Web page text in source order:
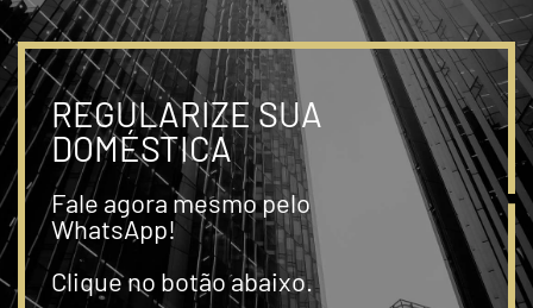
REGULARIZE SUA
DOMÉSTICA
Fale agora mesmo pelo
WhatsApp!
Clique no botão abaixo.